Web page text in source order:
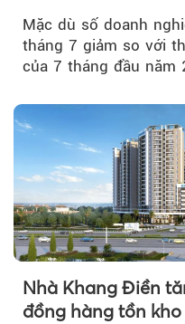
Mặc dù số doanh
tháng 7 giảm so với
của 7 tháng đầu năm
Nhà Khang Điền
đồng hàng tồn